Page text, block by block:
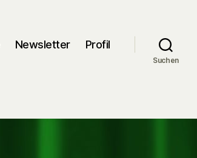
Newsletter Profil
Suchen